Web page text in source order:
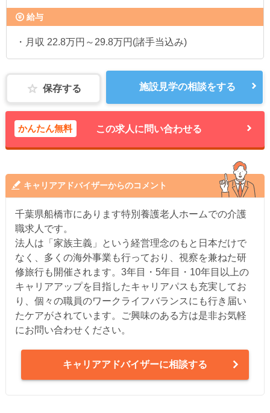
給与
・月収 22.8万円～29.8万円(諸手当込み)
保存する 施設見学の相談をする
かんたん無料 この求人に問い合わせる
キャリアアドバイザーからのコメント
千葉県船橋市にあります特別養護老人ホームでの介護
職求人です。
法人は「家族主義」という経営理念のもと日本だけで
なく、多くの海外事業も行っており、視察を兼ねた研
修旅行も開催されます。3年目・5年目・10年目以上の
キャリアアップを目指したキャリアパスも充実してお
り、個々の職員のワークライフバランスにも行き届い
たケアがされています。ご興味のある方は是非お気軽
にお問い合わせください。
キャリアアドバイザーに相談する